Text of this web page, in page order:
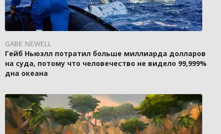
GABE NEWELL
Гейб Ньюэлл потратил больше миллиарда долларов
на суда, потому что человечество не видело 99,999%
дна океана